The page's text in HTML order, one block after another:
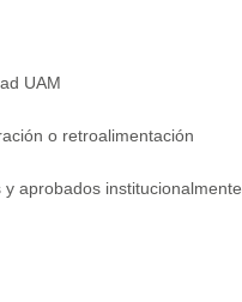
UAM
o retroalimentación
aprobados institucionalmente